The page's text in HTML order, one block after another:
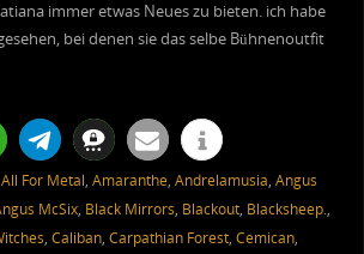
immer etwas Neues zu bieten. ich habe
bei denen sie das selbe Bühnenoutfit
All For Metal, Amaranthe, Andrelamusia, Angus
McSix, Black Mirrors, Blackout, Blacksheep.,
, Caliban, Carpathian Forest, Cemican,